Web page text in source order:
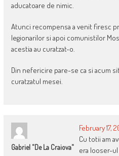
aducatoare de nimic.
Atunci recompensa a venit firesc
legionarilor si apoi comunistilor
acestia au curatzat-o.
Din nefericire pare-se ca si acum
curatzatul mesei.
Gabriel "de La Craiova"
February 17,
Cu totii am
era looser-